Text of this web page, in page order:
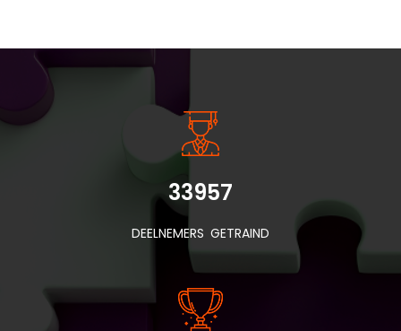
INSIDE INFORMATIE
33957
DEELNEMERS GETRAIND